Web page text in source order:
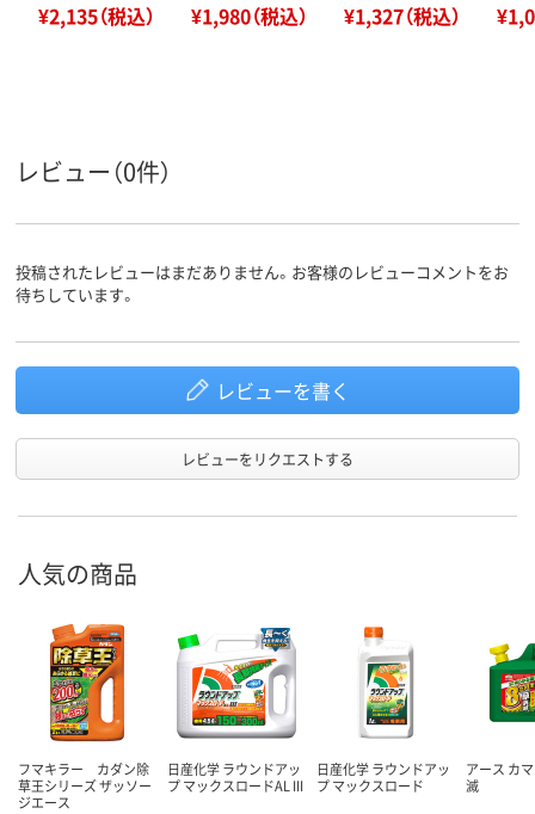
¥2,135（税込） ¥1,980（税込） ¥1,327（税込）
レビュー（0件）
投稿されたレビューはまだありません。お客様のレビューコメントをお
待ちしています。
レビューを書く
レビューをリクエストする
人気の商品
フマキラー カダン除
草王シリーズ ザッソー
ジエース
日産化学 ラウンドアッ
プ マックスロードAL III
日産化学 ラウンドアッ
プ マックスロード
アース カ
滅